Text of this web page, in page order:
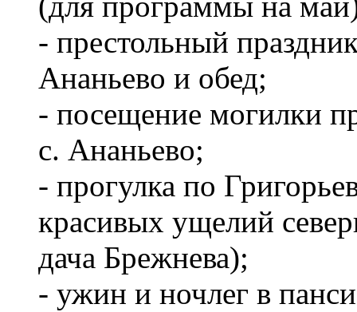
- престольный
Ананьево и обед;
- посещение могилки
с. Ананьево;
- прогулка по
красивых ущелий
дача Брежнева);
- ужин и ночлег в